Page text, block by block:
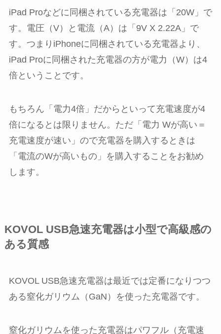
iPad Proなどに同梱されている充電器は「20W」で
す。電圧（V）と電流（A）は「9V X 2.22A」で
す。つまりiPhoneに同梱されている充電器より、
iPad Proに同梱された充電器の方が電力（W）は4
倍ということです。
もちろん「電力4倍」だからといって充電速度が4
倍になるとは限りません。ただ「電力 Wが高い＝
充電速度が速い」ので充電器を購入するときは
「電流のWが高いもの」を購入することをお勧め
します。
KOVOL USB急速充電器は小型で高級感の
ある質感
KOVOL USB急速充電器は最近では定番になりつつ
ある窒化ガリウム（GaN）を使った充電器です。
窒化ガリウムを使った充電器はパワフル（充電速